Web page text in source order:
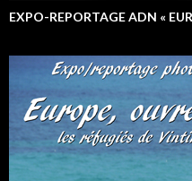
EXPO-REPORTAGE ADN «